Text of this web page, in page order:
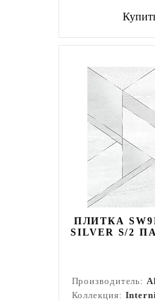
ПЛИТКА
SILVER S/2
Производитель:
Коллекция: